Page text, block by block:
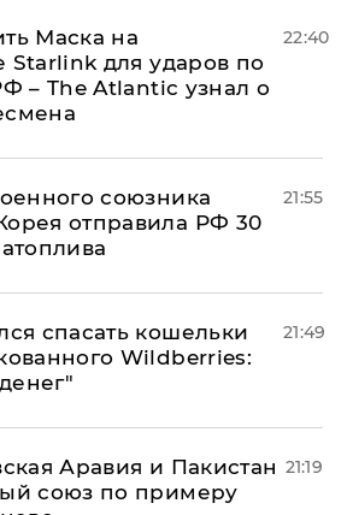
Маска на
Starlink для ударов по
– The Atlantic узнал о
22:40
союзника
отправила РФ 30
21:55
спасать кошельки
Wildberries:
21:49
Аравия и Пакистан
союз по примеру
21:19